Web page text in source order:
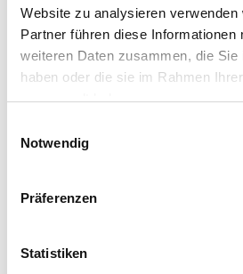
Website zu analysieren
Partner führen diese Informationen
weiteren Daten zusammen, die Sie
haben oder die sie im Rahmen
gesammelt haben.
Notwendig
Präferenzen
Statistiken
einen Markt
Verfügbarkeit:
Mit der Metallschaufel hast du einen